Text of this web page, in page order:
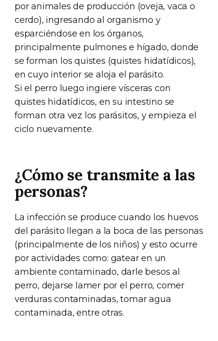
por animales de producción (oveja, vaca o
cerdo), ingresando al organismo y
esparciéndose en los órganos,
principalmente pulmones e hígado, donde
se forman los quistes (quistes hidatídicos),
en cuyo interior se aloja el parásito.
Si el perro luego ingiere vísceras con
quistes hidatídicos, en su intestino se
forman otra vez los parásitos, y empieza el
ciclo nuevamente.
¿Cómo se transmite a las
personas?
La infección se produce cuando los huevos
del parásito llegan a la boca de las personas
(principalmente de los niños) y esto ocurre
por actividades como: gatear en un
ambiente contaminado, darle besos al
perro, dejarse lamer por el perro, comer
verduras contaminadas, tomar agua
contaminada, entre otras.